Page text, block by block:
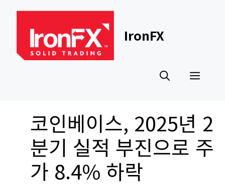
content
IronFX
코인베이스, 2025년 2
분기 실적 부진으로 주
가 8.4% 하락